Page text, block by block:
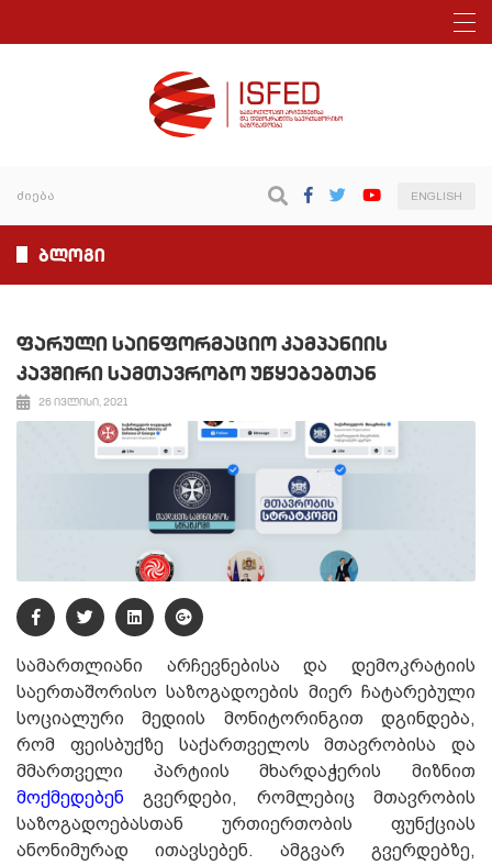
ENGLISH
ბლოგი
ფარული საინფორმაციო კამპანიის
კავშირი სამთავრობო უწყებებთან
26 ივლისი, 2021
სამართლიანი არჩევნებისა და დემოკრატიის
საერთაშორისო საზოგადოების მიერ ჩატარებული
სოციალური მედიის მონიტორინგით დგინდება,
რომ ფეისბუქზე საქართველოს მთავრობისა და
მმართველი პარტიის მხარდაჭერის მიზნით
მოქმედებენ გვერდები, რომლებიც მთავრობის
საზოგადოებასთან ურთიერთობის ფუნქციას
ანონიმურად ითავსებენ. ამგვარ გვერდებზე,